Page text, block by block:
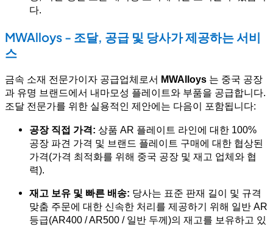
다.
MWAlloys - 조달, 공급 및 당사가 제공하는 서비
스
금속 소재 전문가이자 공급업체로서 MWAlloys 는 중국 공장
과 유명 브랜드에서 내마모성 플레이트와 부품을 공급합니다.
조달 전문가를 위한 실용적인 제안에는 다음이 포함됩니다:
공장 직접 가격: 상품 AR 플레이트 라인에 대한 100%
공장 파견 가격 및 브랜드 플레이트 구매에 대한 협상된
가격(가격 최적화를 위해 중국 공장 및 재고 업체와 협
력).
재고 보유 및 빠른 배송: 당사는 표준 판재 길이 및 규격
맞춤 주문에 대한 신속한 처리를 제공하기 위해 일반 AR
등급(AR400 / AR500 / 일반 두께)의 재고를 보유하고 있